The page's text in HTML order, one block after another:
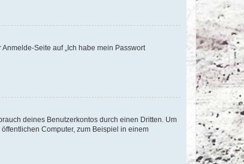
Seite auf „Ich habe mein Passwort
deines Benutzerkontos durch einen Dritten. Um
Computer, zum Beispiel in einem